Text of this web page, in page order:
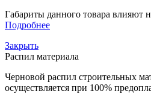
Габариты данного товара влияют
Подробнее
Закрыть
Распил материала
Черновой распил строительных
осуществляется при 100%